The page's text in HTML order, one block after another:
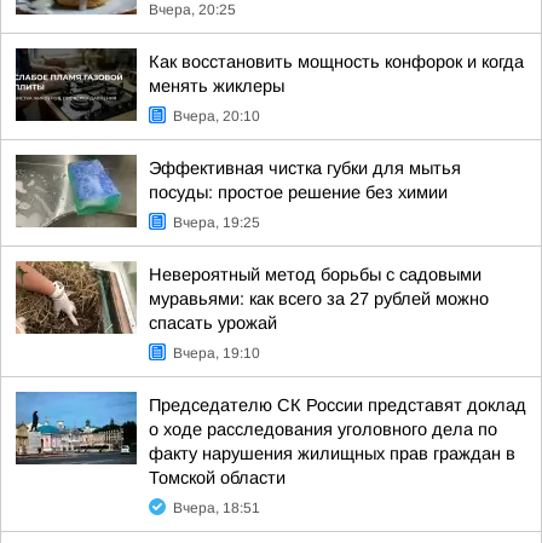
Вчера, 20:25
Как восстановить мощность конфорок и когда
менять жиклеры
Вчера, 20:10
Эффективная чистка губки для мытья
посуды: простое решение без химии
Вчера, 19:25
Невероятный метод борьбы с садовыми
муравьями: как всего за 27 рублей можно
спасать урожай
Вчера, 19:10
Председателю СК России представят доклад
о ходе расследования уголовного дела по
факту нарушения жилищных прав граждан в
Томской области
Вчера, 18:51